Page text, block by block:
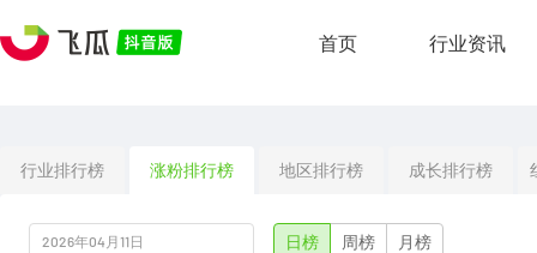
首页 行业资讯
行业排行榜 涨粉排行榜 地区排行榜 成长排行榜
日榜 周榜 月榜